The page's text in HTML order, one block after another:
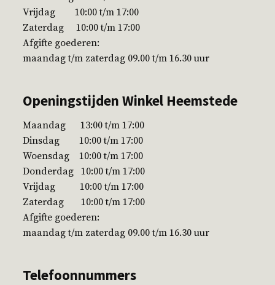
Vrijdag 10:00 t/m 17:00
Zaterdag 10:00 t/m 17:00
Afgifte goederen:
maandag t/m zaterdag 09.00 t/m 16.30 uur
Openingstijden Winkel Heemstede
Maandag 13:00 t/m 17:00
Dinsdag 10:00 t/m 17:00
Woensdag 10:00 t/m 17:00
Donderdag 10:00 t/m 17:00
Vrijdag 10:00 t/m 17:00
Zaterdag 10:00 t/m 17:00
Afgifte goederen:
maandag t/m zaterdag 09.00 t/m 16.30 uur
Telefoonnummers